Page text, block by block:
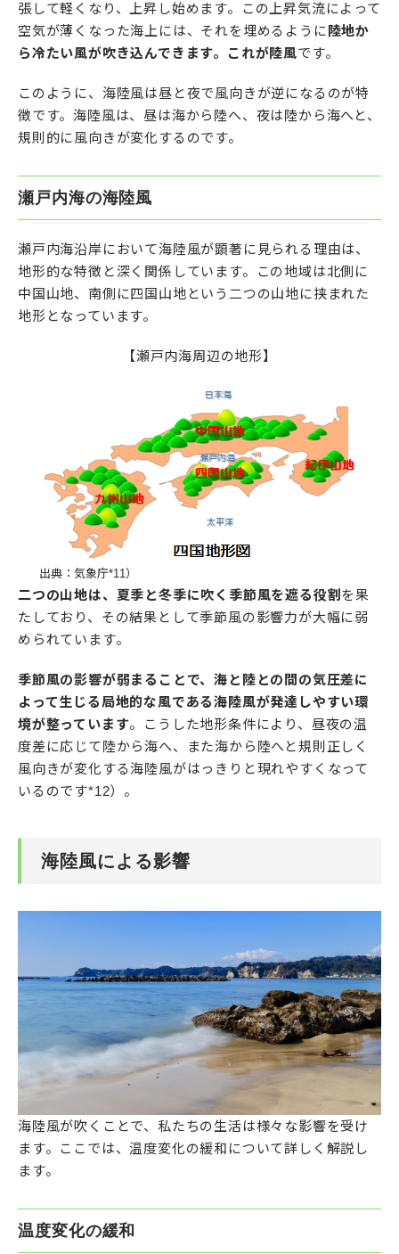
張して軽くなり、上昇し始めます。この上昇気流によって
空気が薄くなった海上には、それを埋めるように 陸地か
ら冷たい風が吹き込んできます。これが陸風です。
このように、海陸風は昼と夜で風向きが逆になるのが特
徴です。海陸風は、昼は海から陸へ、夜は陸から海へと、
規則的に風向きが変化するのです。
瀬戸内海の海陸風
瀬戸内海沿岸において海陸風が顕著に見られる理由は、
地形的な特徴と深く関係しています。この地域は北側に
中国山地、南側に四国山地という二つの山地に挟まれた
地形となっています。
【瀬戸内海周辺の地形】
出典：気象庁*11）
二つの山地は、夏季と冬季に吹く季節風を遮る役割 を果
たしており、その結果として季節風の影響力が大幅に弱
められています。
季節風の影響が弱まることで、海と陸との間の気圧差に
よって生じる局地的な風である海陸風が発達しやすい環
境が整っています。こうした地形条件により、昼夜の温
度差に応じて陸から海へ、また海から陸へと規則正しく
風向きが変化する海陸風がはっきりと現れやすくなって
いるのです*12）。
海陸風による影響
海陸風が吹くことで、私たちの生活は様々な影響を受け
ます。ここでは、温度変化の緩和について詳しく解説し
ます。
温度変化の緩和